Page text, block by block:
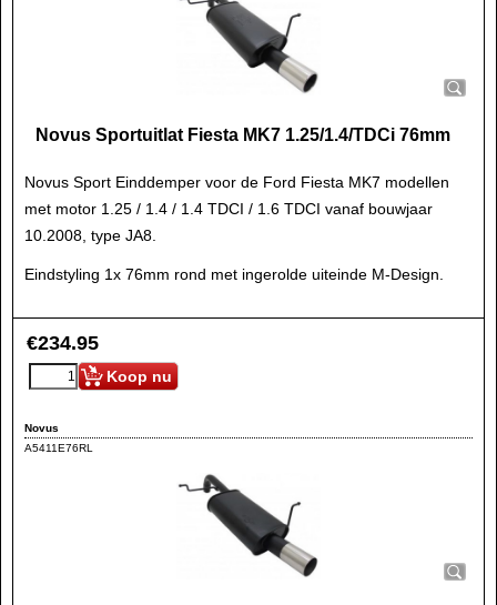
Novus Sportuitlat Fiesta MK7 1.25/1.4/TDCi 76mm
Novus Sport Einddemper voor de Ford Fiesta MK7 modellen
met motor 1.25 / 1.4 / 1.4 TDCI / 1.6 TDCI vanaf bouwjaar
10.2008, type JA8.
Eindstyling 1x 76mm rond met ingerolde uiteinde M-Design.
€234.95
Koop nu
Novus
A5411E76RL